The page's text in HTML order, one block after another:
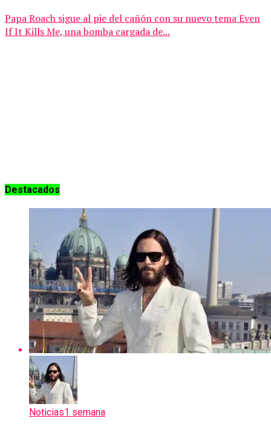
Papa Roach sigue al pie del cañón con su nuevo tema Even
If It Kills Me, una bomba cargada de...
Destacados
Noticias1 semana